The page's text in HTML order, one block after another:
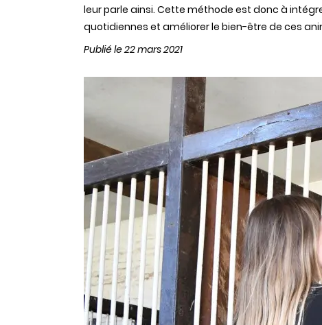
leur parle ainsi. Cette méthode est donc à
quotidiennes et améliorer le bien-être de ces
Publié le 22 mars 2021